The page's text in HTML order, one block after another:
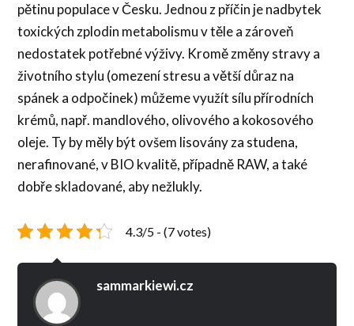
pětinu populace v Česku. Jednou z příčin je nadbytek
toxických zplodin metabolismu v těle a zároveň
nedostatek potřebné výživy. Kromě změny stravy a
životního stylu (omezení stresu a větší důraz na
spánek a odpočinek) můžeme využít sílu přírodních
krémů, např. mandlového, olivového a kokosového
oleje. Ty by měly být ovšem lisovány za studena,
nerafinované, v BIO kvalitě, případně RAW, a také
dobře skladované, aby nežlukly.
4.3/5 - (7 votes)
sammarkiewi.cz